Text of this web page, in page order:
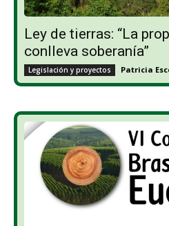
Ley de tierras: “La
conlleva soberanía”
Legislación y proyectos Patricia